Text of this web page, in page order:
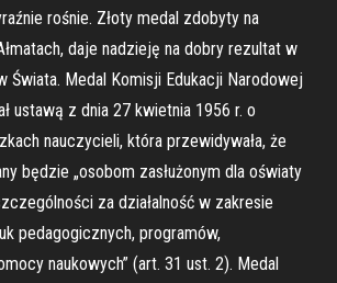
rośnie. Złoty medal zdobyty na
daje nadzieję na dobry rezultat w
Świata. Medal Komisji Edukacji Narodowej
ustawą z dnia 27 kwietnia 1956 r. o
nauczycieli, która przewidywała, że
będzie „osobom zasłużonym dla oświaty
za działalność w zakresie
pedagogicznych, programów,
naukowych” (art. 31 ust. 2). Medal